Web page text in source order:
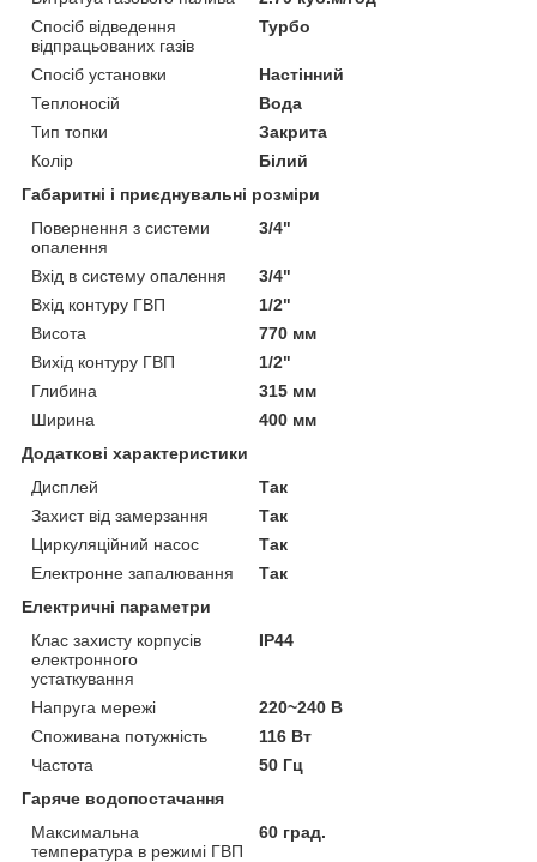
Спосіб відведення
відпрацьованих газів
Турбо
Спосіб установки
Настінний
Теплоносій
Вода
Тип топки
Закрита
Колір
Білий
Габаритні і приєднувальні розміри
Повернення з системи
опалення
3/4"
Вхід в систему опалення
3/4"
Вхід контуру ГВП
1/2"
Висота
770 мм
Вихід контуру ГВП
1/2"
Глибина
315 мм
Ширина
400 мм
Додаткові характеристики
Дисплей
Так
Захист від замерзання
Так
Циркуляційний насос
Так
Електронне запалювання
Так
Електричні параметри
Клас захисту корпусів
електронного
устаткування
IP44
Напруга мережі
220~240 В
Споживана потужність
116 Вт
Частота
50 Гц
Гаряче водопостачання
Максимальна
температура в режимі ГВП
60 град.